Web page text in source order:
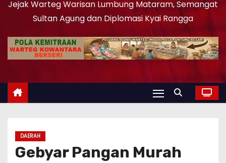
Jejak Warteg Warisan Lumbung Mataram, Semangat
Sultan Agung dan Diplomasi Kyai Rangga
DAERAH
Gebyar Pangan Murah